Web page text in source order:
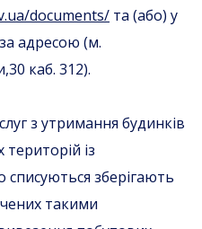
documents/ та (або) у
адресою (м.
каб. 312).
з утримання будинків
із
зберігають
такими